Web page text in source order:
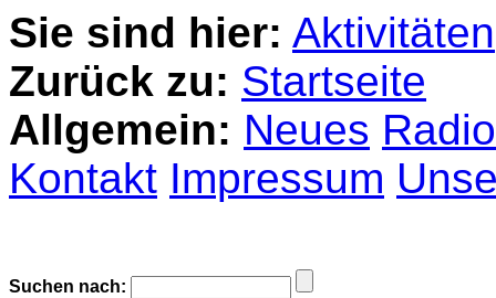
Sie sind hier: Aktivitäten
Zurück zu: Startseite
Allgemein: Neues
Kontakt Impressum
Suchen nach: